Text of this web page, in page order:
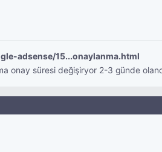
adsense/15...onaylanma.html
onay süresi değişiryor 2-3 günde